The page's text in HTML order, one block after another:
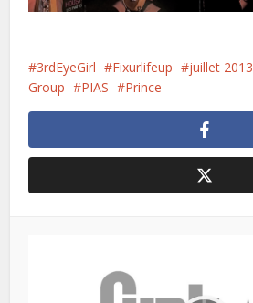
3rdEyeGirl Fixurlifeup juillet 2013
Group
PIAS Prince